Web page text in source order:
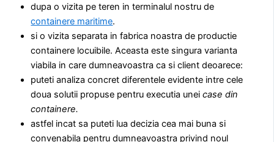
dupa o vizita pe teren in terminalul nostru de
containere maritime.
si o vizita separata in fabrica noastra de productie
containere locuibile. Aceasta este singura varianta
viabila in care dumneavoastra ca si client deoarece:
puteti analiza concret diferentele evidente intre cele
doua solutii propuse pentru executia uneicase din
containere.
astfel incat sa puteti lua decizia cea mai buna si
convenabila pentru dumneavoastra privind noul